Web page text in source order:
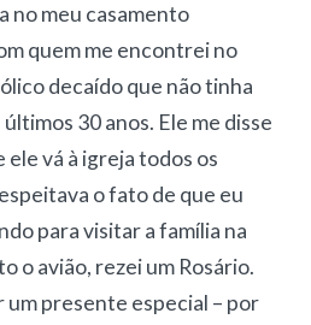
no meu casamento
quem me encontrei no
decaído que não tinha
30 anos. Ele me disse
vá à igreja todos os
o fato de que eu
para visitar a família na
o avião, rezei um Rosário.
um presente especial – por